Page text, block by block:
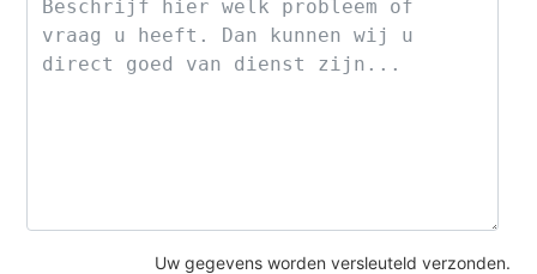
Uw gegevens worden versleuteld verzonden.